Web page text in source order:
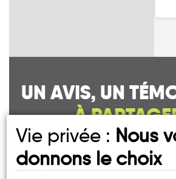
UN AVIS, UN
À
CONTACTEZ-NOUS
Vie privée : Nous
donnons le choix